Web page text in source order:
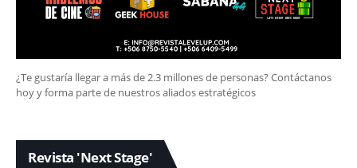
¿Te gustaría llegar a más de 2.3 millones de personas? Contáctanos
hoy y forma parte de nuestros aliados estratégicos
Revista 'Next Stage'